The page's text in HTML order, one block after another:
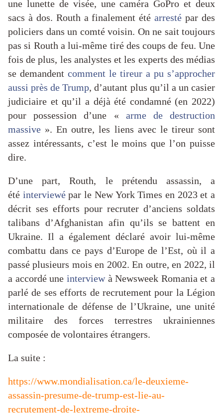
une lunette de visée, une caméra GoPro et deux
sacs à dos. Routh a finalement étéarresté par des
policiers dans un comté voisin. On ne sait toujours
pas si Routh a lui-même tiré des coups de feu. Une
fois de plus, les analystes et les experts des médias
se demandent comment le tireur a pu s’approcher
aussi près de Trump, d’autant plus qu’il a un casier
judiciaire et qu’il a déjà été condamné (en 2022)
pour possession d’une « arme de destruction
massive ». En outre, les liens avec le tireur sont
assez intéressants, c’est le moins que l’on puisse
dire.
D’une part, Routh, le prétendu assassin, a
été interviewépar le New York Times en 2023 et a
décrit ses efforts pour recruter d’anciens soldats
talibans d’Afghanistan afin qu’ils se battent en
Ukraine. Il a également déclaré avoir lui-même
combattu dans ce pays d’Europe de l’Est, où il a
passé plusieurs mois en 2002. En outre, en 2022, il
a accordé une interviewà Newsweek Romania et a
parlé de ses efforts de recrutement pour la Légion
internationale de défense de l’Ukraine, une unité
militaire des forces terrestres ukrainiennes
composée de volontaires étrangers.
La suite :
https://www.mondialisation.ca/le-deuxieme-
assassin-presume-de-trump-est-lie-au-
recrutement-de-lextreme-droite-